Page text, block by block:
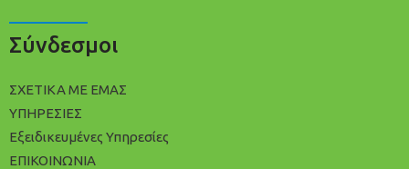
Σύνδεσμοι
ΣΧΕΤΙΚΑ ΜΕ ΕΜΑΣ
ΥΠΗΡΕΣΙΕΣ
Εξειδικευμένες Υπηρεσίες
ΕΠΙΚΟΙΝΩΝΙΑ